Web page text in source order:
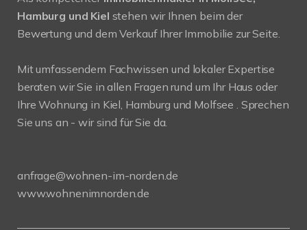
Hamburg und Kiel stehen wir Ihnen beim der
Bewertung und dem Verkauf Ihrer Immobilie zur Seite.
Mit umfassendem Fachwissen und lokaler Expertise
beraten wir Sie in allen Fragen rund um Ihr Haus oder
Ihre Wohnung in Kiel, Hamburg und Molfsee . Sprechen
Sie uns an - wir sind für Sie da.
anfrage@wohnen-im-norden.de
www.wohnenimnorden.de